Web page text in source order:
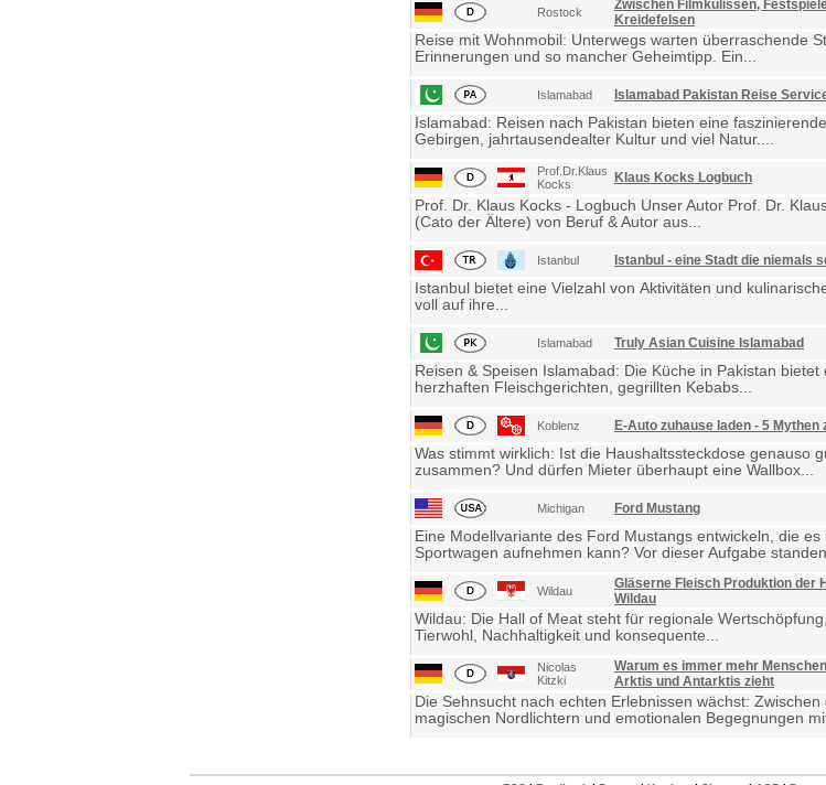
Rostock
Zwischen Filmkulissen,
Kreidefelsen
Reise mit Wohnmobil: Unterwegs warten überraschende
Erinnerungen und so mancher Geheimtipp. Ein...
Islamabad Islamabad Pakistan Reise
Islamabad: Reisen nach Pakistan bieten eine
Gebirgen, jahrtausendealter Kultur und viel Natur....
Prof.Dr.Klaus
Kocks
Klaus Kocks Logbuch
Prof. Dr. Klaus Kocks - Logbuch Unser Autor Prof. Dr.
(Cato der Ältere) von Beruf & Autor aus...
Istanbul Istanbul - eine Stadt die niemals
Istanbul bietet eine Vielzahl von Aktivitäten und
voll auf ihre...
Islamabad Truly Asian Cuisine Islamabad
Reisen & Speisen Islamabad: Die Küche in Pakistan
herzhaften Fleischgerichten, gegrillten Kebabs...
Koblenz E-Auto zuhause laden - 5 Mythen
Was stimmt wirklich: Ist die Haushaltssteckdose genauso
zusammen? Und dürfen Mieter überhaupt eine Wallbox...
Michigan Ford Mustang
Eine Modellvariante des Ford Mustangs entwickeln, die
Sportwagen aufnehmen kann? Vor dieser Aufgabe
Wildau
Gläserne Fleisch Produktion der
Wildau
Wildau: Die Hall of Meat steht für regionale
Tierwohl, Nachhaltigkeit und konsequente...
Nicolas
Kitzki
Warum es immer mehr
Arktis und Antarktis zieht
Die Sehnsucht nach echten Erlebnissen wächst:
magischen Nordlichtern und emotionalen Begegnungen